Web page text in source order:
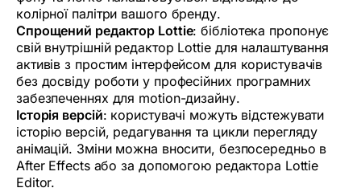
колірної палітри вашого бренду.
Спрощений редактор Lottie: бібліотека пропонує
свій внутрішній редактор Lottie для налаштування
активів з простим інтерфейсом для користувачів
без досвіду роботи у професійних програмних
забезпеченнях для motion-дизайну.
Історія версій: користувачі можуть відстежувати
історію версій, редагування та цикли перегляду
анімацій. Зміни можна вносити, безпосередньо в
After Effects або за допомогою редактора Lottie
Editor.